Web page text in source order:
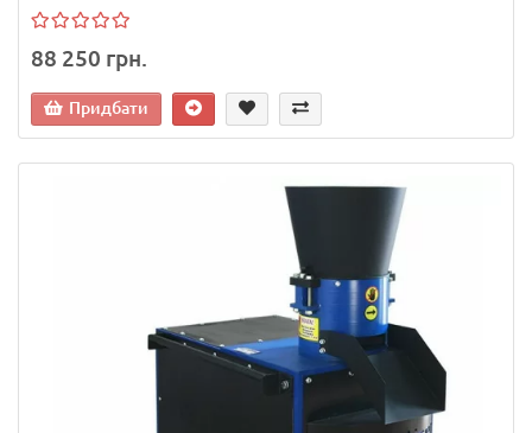
88 250 грн.
Придбати